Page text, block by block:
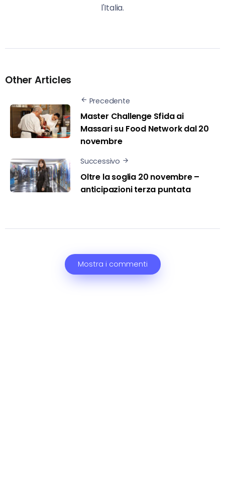
l'Italia.
Other Articles
Precedente
Master Challenge Sfida ai
Massari su Food Network dal 20
novembre
Successivo
Oltre la soglia 20 novembre –
anticipazioni terza puntata
Mostra i commenti